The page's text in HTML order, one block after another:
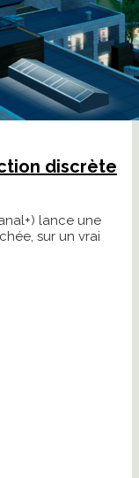
discrète
lance une
sur un vrai